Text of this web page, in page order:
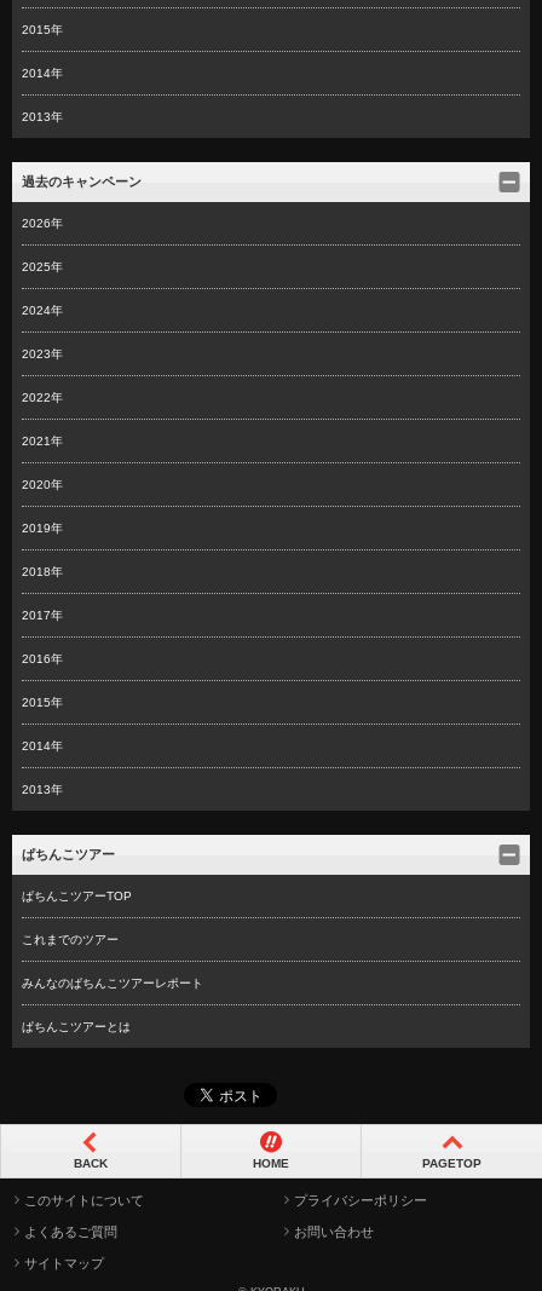
2015年
2014年
2013年
過去のキャンペーン
2026年
2025年
2024年
2023年
2022年
2021年
2020年
2019年
2018年
2017年
2016年
2015年
2014年
2013年
ぱちんこツアー
ぱちんこツアーTOP
これまでのツアー
みんなのぱちんこツアーレポート
ぱちんこツアーとは
BACK HOME PAGETOP
このサイトについて プライバシーポリシー
よくあるご質問 お問い合わせ
サイトマップ